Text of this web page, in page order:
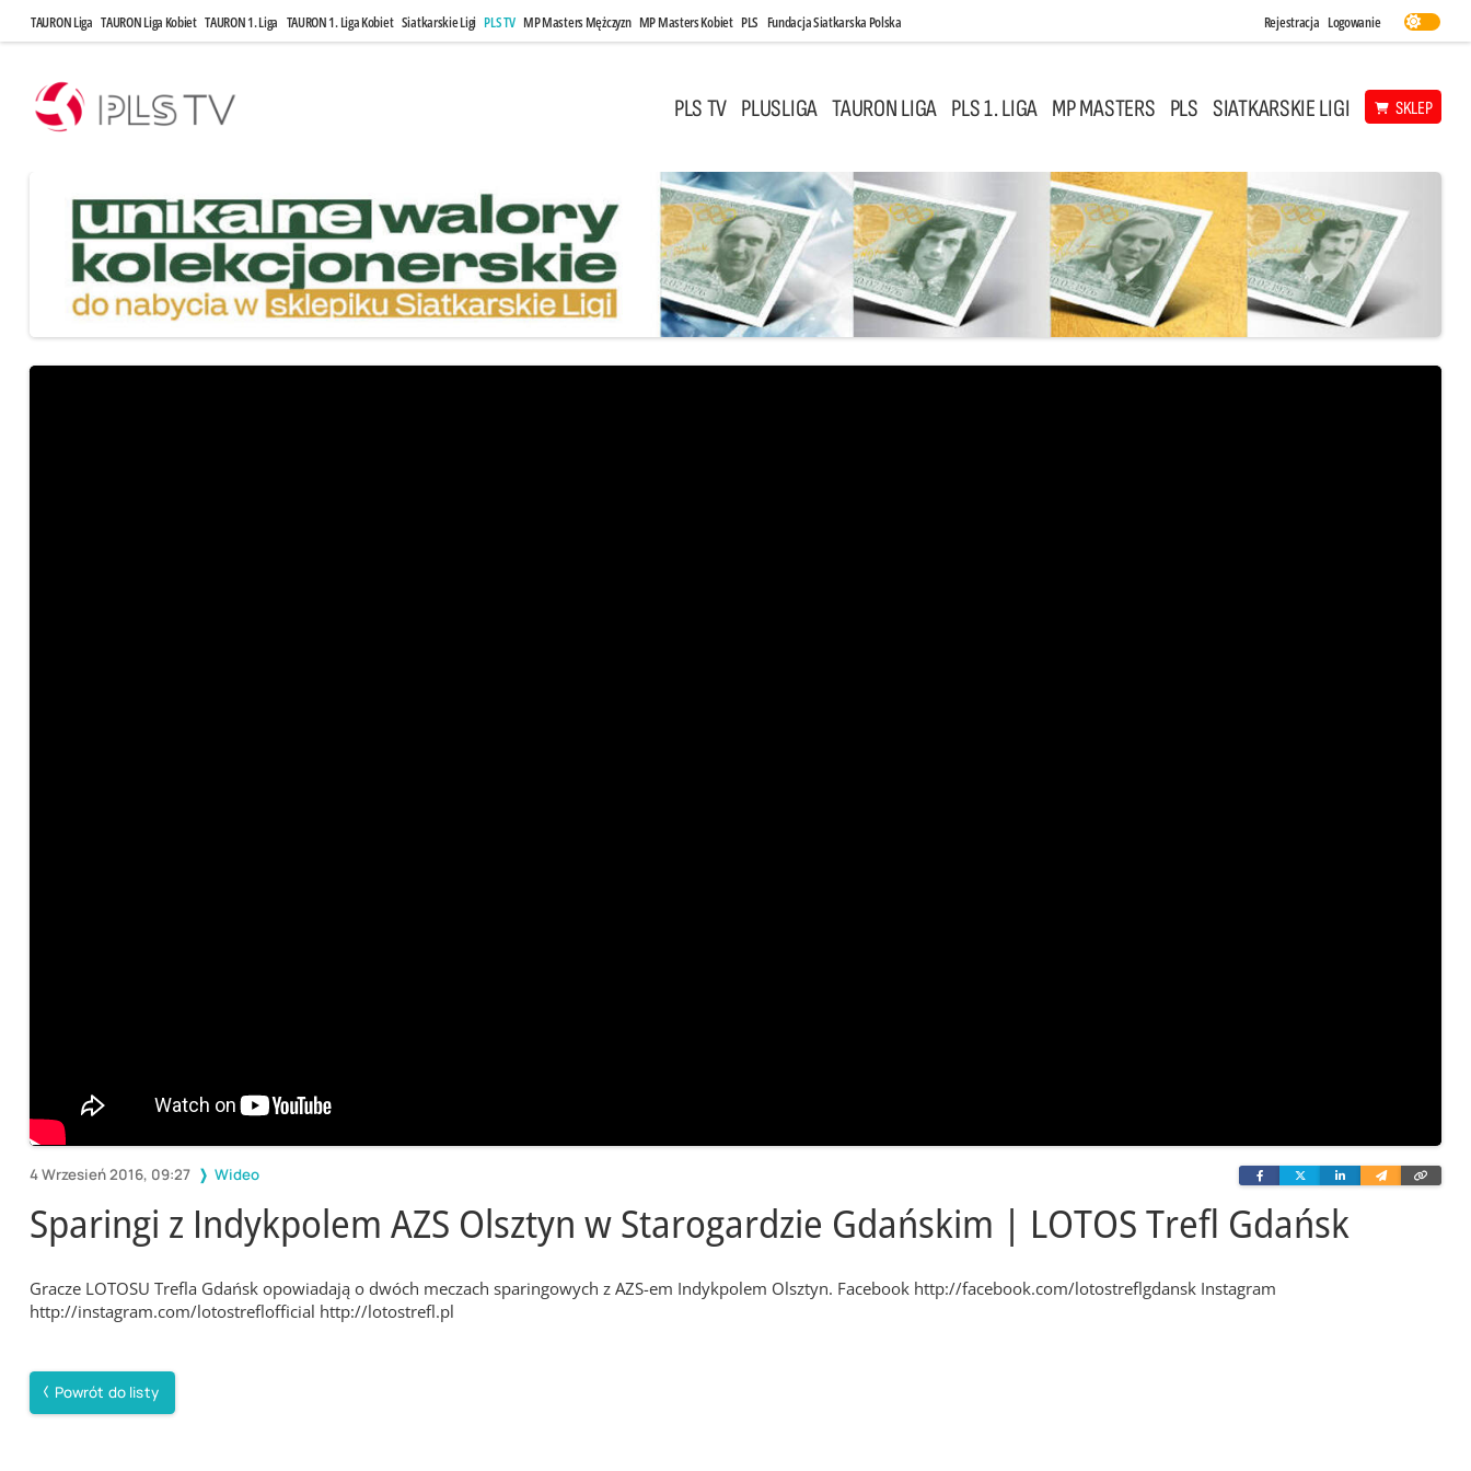
TAURON Liga TAURON Liga Kobiet TAURON 1. Liga TAURON 1. Liga Kobiet Siatkarskie Ligi PLS TV MP Masters Mężczyzn MP Masters Kobiet PLS Fundacja Siatkarska Polska Rejestracja Logowanie
PLS TV PLUSLIGA TAURON LIGA PLS 1. LIGA MP MASTERS PLS SIATKARSKIE LIGI SKLEP
4 Wrzesień 2016, 09:27 Wideo FacebookTwitterLinkedinWyślij
e-
link
Sparingi z Indykpolem AZS Olsztyn w Starogardzie Gdańskim | LOTOS Trefl Gdańsk
Gracze LOTOSU Trefla Gdańsk opowiadają o dwóch meczach sparingowych z AZS-em Indykpolem Olsztyn. Facebook http://facebook.com/lotostreflgdansk Instagram
http://instagram.com/lotostreflofficial http://lotostrefl.pl
Powrót do listy